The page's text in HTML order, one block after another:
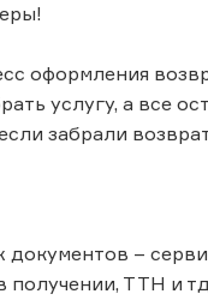
оформления
услугу, а все
забрали
документов –
получении, ТТН и